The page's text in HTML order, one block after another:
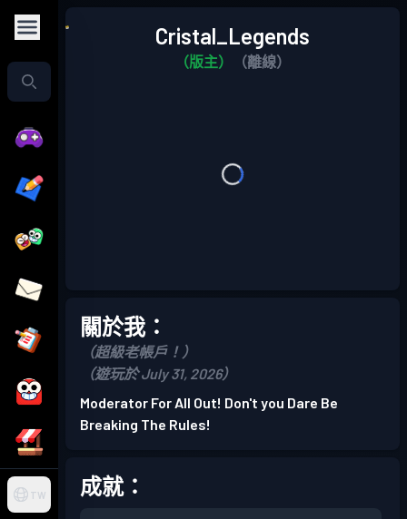
TW
Cristal_Legends
（版主） （離線）
關於我：
（超級老帳戶！）
（遊玩於 July 31, 2026）
Moderator For All Out! Don't you Dare Be
Breaking The Rules!
成就：